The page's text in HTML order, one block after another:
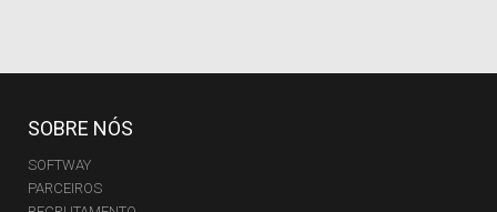
SOBRE NÓS
SOFTWAY
PARCEIROS